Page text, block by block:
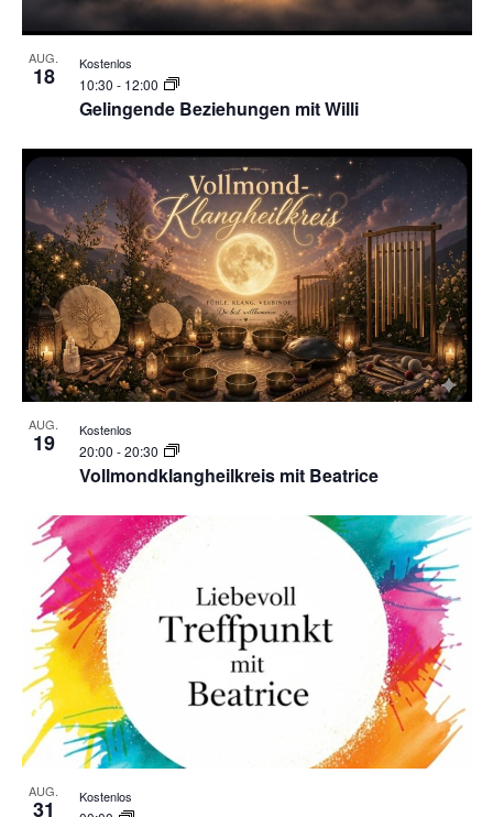
AUG.
18
Gelingende Beziehungen mit Willi
10:30 - 12:00
Kostenlos
AUG.
19
Vollmondklangheilkreis mit Beatrice
20:00 -20:30
Kostenlos
AUG.
31 Kostenlos